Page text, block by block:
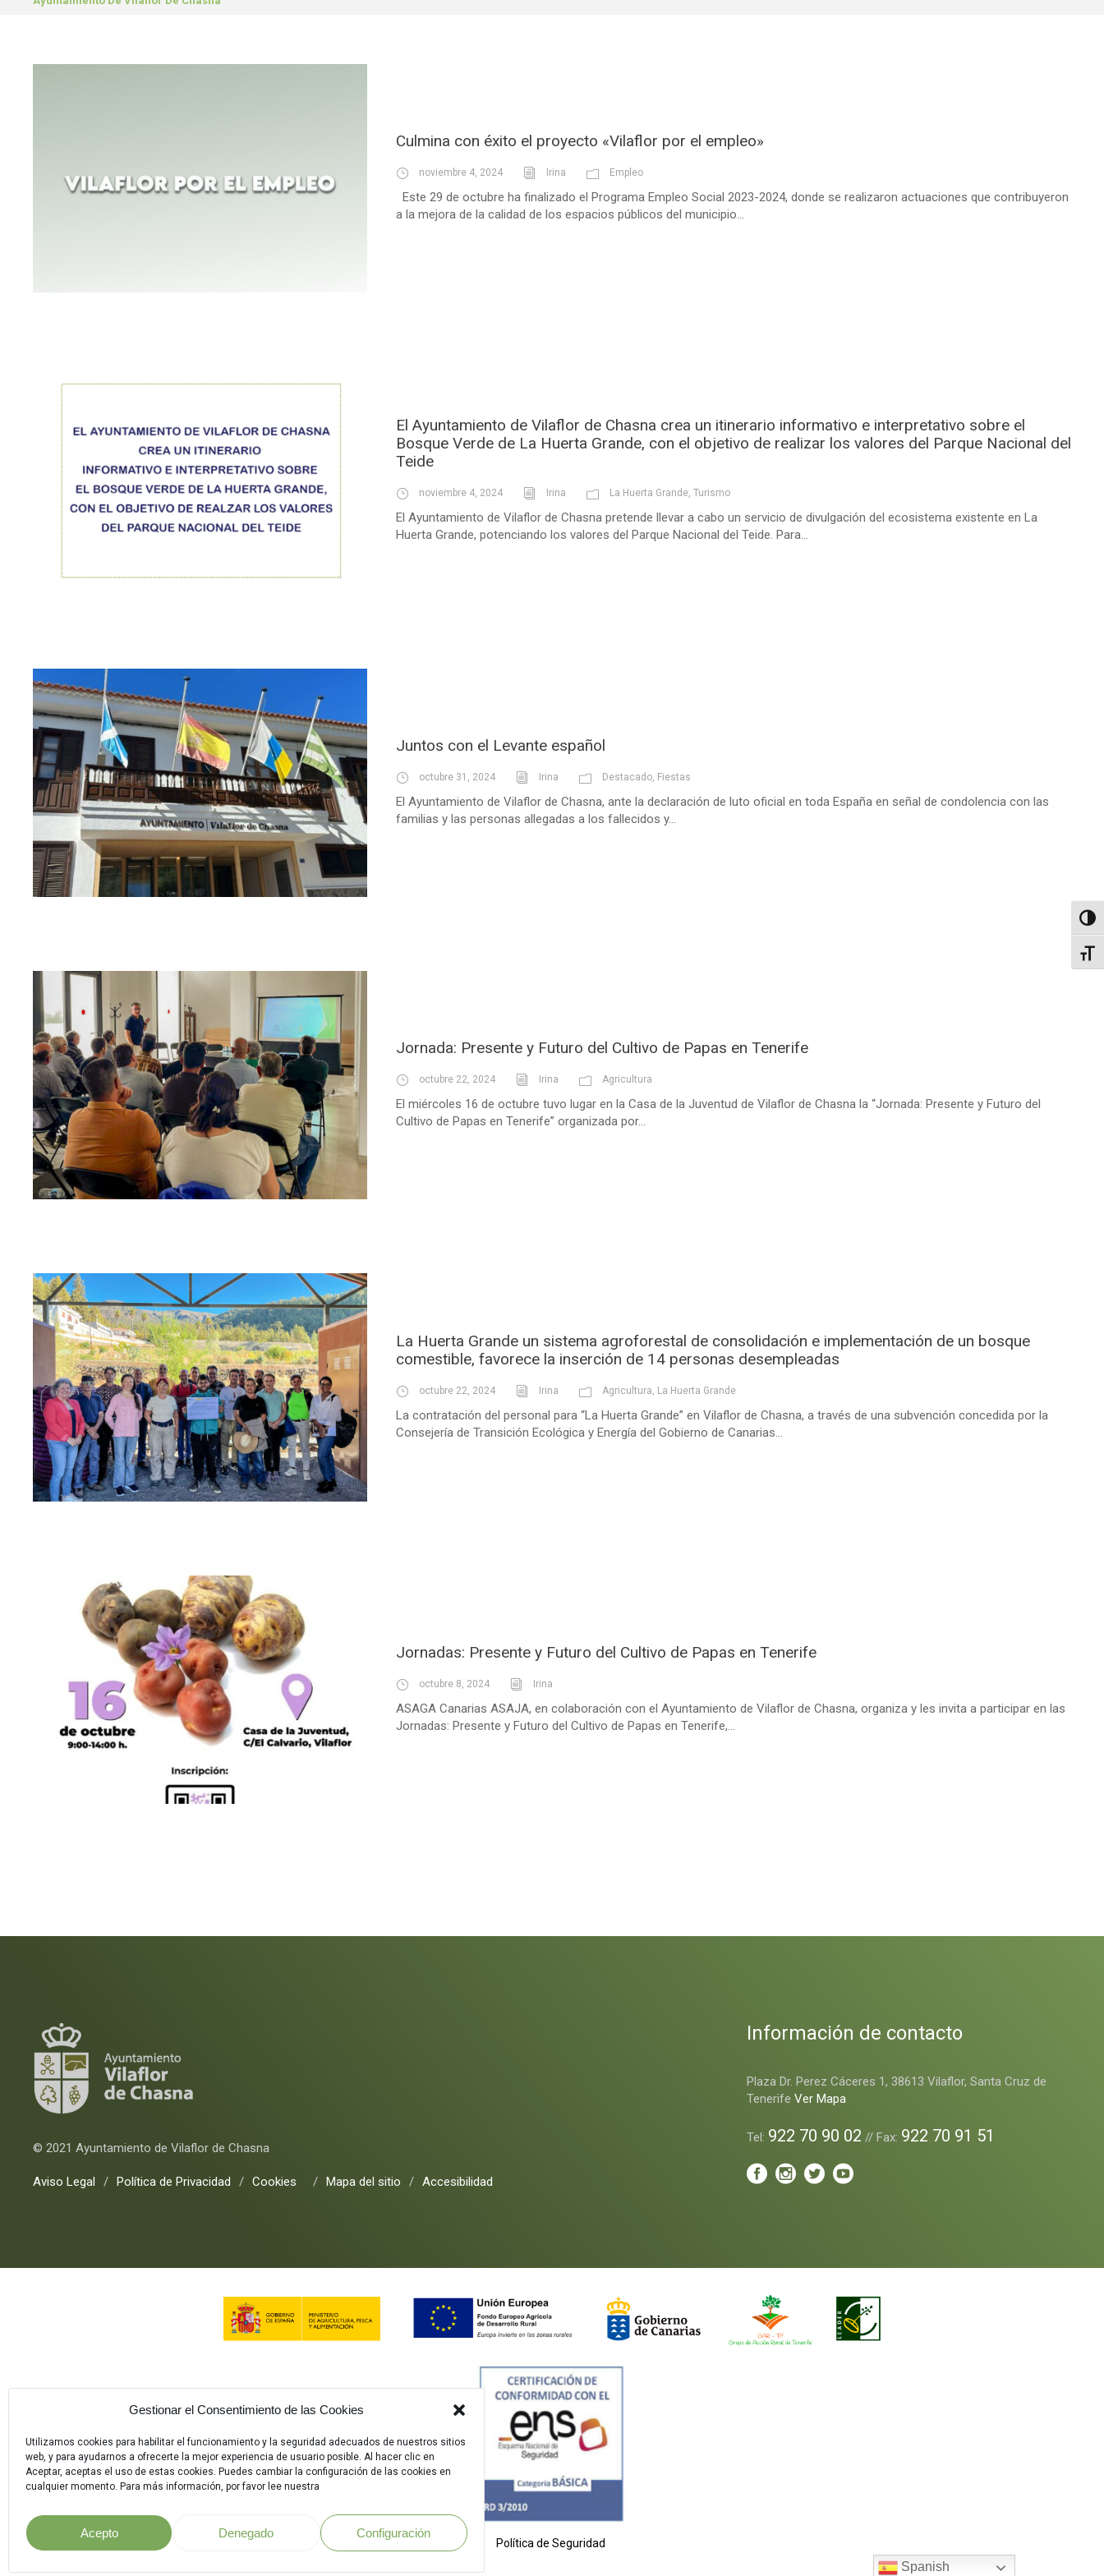
Gestionar el Consentimiento de las Cookies
Utilizamos cookies para habilitar el funcionamiento y la seguridad adecuados de nuestros sitios
web, y para ayudarnos a ofrecerte la mejor experiencia de usuario posible. Al hacer clic en
Aceptar, aceptas el uso de estas cookies. Puedes cambiar la configuración de las cookies en
cualquier momento. Para más información, por favor lee nuestra
Acepto Denegado Configuración
Culmina con éxito el proyecto «Vilaflor por el empleo»
noviembre 4, 2024 Irina Empleo
Este 29 de octubre ha finalizado el Programa Empleo Social 2023-2024, donde se realizaron actuaciones que contribuyeron
a la mejora de la calidad de los espacios públicos del municipio...
El Ayuntamiento de Vilaflor de Chasna crea un itinerario informativo e interpretativo sobre el
Bosque Verde de La Huerta Grande, con el objetivo de realizar los valores del Parque Nacional del
Teide
noviembre 4, 2024 Irina La Huerta Grande, Turismo
El Ayuntamiento de Vilaflor de Chasna pretende llevar a cabo un servicio de divulgación del ecosistema existente en La
Huerta Grande, potenciando los valores del Parque Nacional del Teide. Para...
Juntos con el Levante español
octubre 31, 2024 Irina Destacado, Fiestas
El Ayuntamiento de Vilaflor de Chasna, ante la declaración de luto oficial en toda España en señal de condolencia con las
familias y las personas allegadas a los fallecidos y...
Jornada: Presente y Futuro del Cultivo de Papas en Tenerife
octubre 22, 2024 Irina Agricultura
El miércoles 16 de octubre tuvo lugar en la Casa de la Juventud de Vilaflor de Chasna la “Jornada: Presente y Futuro del
Cultivo de Papas en Tenerife” organizada por...
La Huerta Grande un sistema agroforestal de consolidación e implementación de un bosque
comestible, favorece la inserción de 14 personas desempleadas
octubre 22, 2024 Irina Agricultura, La Huerta Grande
La contratación del personal para “La Huerta Grande” en Vilaflor de Chasna, a través de una subvención concedida por la
Consejería de Transición Ecológica y Energía del Gobierno de Canarias...
Jornadas: Presente y Futuro del Cultivo de Papas en Tenerife
octubre 8, 2024 Irina
ASAGA Canarias ASAJA, en colaboración con el Ayuntamiento de Vilaflor de Chasna, organiza y les invita a participar en las
Jornadas: Presente y Futuro del Cultivo de Papas en Tenerife,...
© 2021 Ayuntamiento de Vilaflor de Chasna
Aviso Legal / Política de Privacidad / Cookies / Mapa del sitio / Accesibilidad
Información de contacto
Plaza Dr. Perez Cáceres 1, 38613 Vilaflor, Santa Cruz de
TenerifeVer Mapa
Tel: 922 70 90 02 // Fax: 922 70 91 51
Política de Seguridad
Spanish